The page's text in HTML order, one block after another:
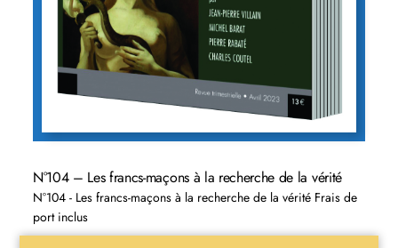
N°104 – Les francs-maçons à la recherche de la vérité
N°104 - Les francs-maçons à la recherche de la vérité Frais de
port inclus